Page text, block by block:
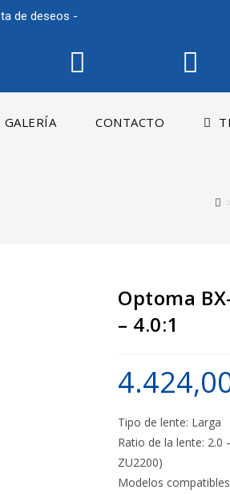
de deseos -
GALERÍA CONTACTO
Optoma
– 4.0:1
Tipo de lente: Larga
Ratio de la lente: 2.0
ZU2200)
Modelos